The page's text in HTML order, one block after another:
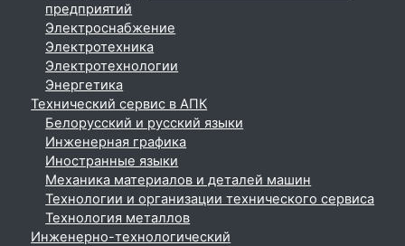
предприятий
Электроснабжение
Электротехника
Электротехнологии
Энергетика
Технический сервис в АПК
Белорусский и русский языки
Инженерная графика
Иностранные языки
Механика материалов и деталей машин
Технологии и организации технического сервиса
Технология металлов
Инженерно-технологический